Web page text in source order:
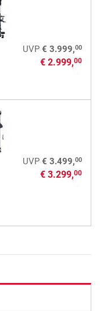
UVP € 3.999,00
€ 2.999,00
UVP € 3.499,00
€ 3.299,00